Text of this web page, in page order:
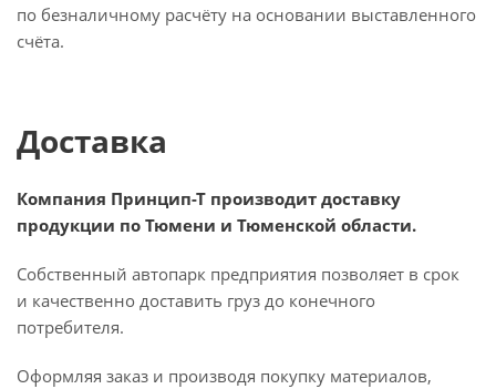
по безналичному расчёту на основании выставленного
счёта.
Доставка
Компания Принцип-Т производит доставку
продукции по Тюмени и Тюменской области.
Собственный автопарк предприятия позволяет в срок
и качественно доставить груз до конечного
потребителя.
Оформляя заказ и производя покупку материалов,